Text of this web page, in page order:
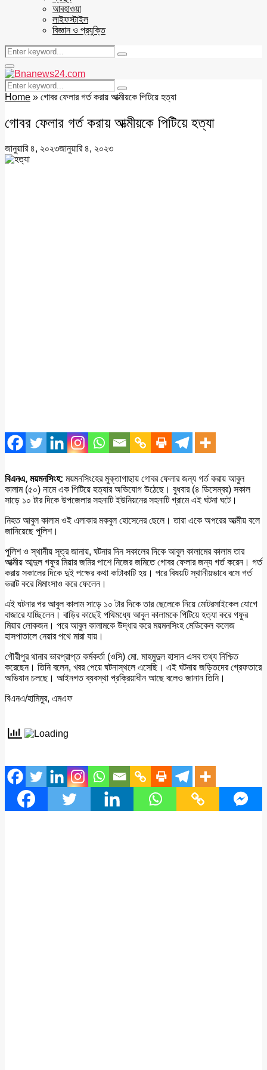
আবহাওয়া
লাইফস্টাইল
বিজ্ঞান ও প্রযুক্তি
Search
for:
Search
Facebook
Twitter
Youtube
Primary
Menu
Search
for:
Search
Home » গোবর ফেলার গর্ত করায় আত্মীয়কে পিটিয়ে হত্যা
গোবর ফেলার গর্ত করায় আত্মীয়কে পিটিয়ে হত্যা
জানুয়ারি ৪, ২০২৩জানুয়ারি ৪, ২০২৩
বিএনএ, ময়মনসিংহ: ময়মনসিংহের মুক্তাগাছায় গোবর ফেলার জন্য গর্ত করায় আবুল
কালাম (৫০) নামে এক পিটিয়ে হত্যার অভিযোগ উঠেছে। বুধবার (৪ ডিসেম্বর) সকাল
সাড়ে ১০ টার দিকে উপজেলার সহনাটি ইউনিয়নের সহনাটি গ্রামে এই ঘটনা ঘটে।
নিহত আবুল কালাম ওই এলাকার মকবুল হোসেনের ছেলে। তারা একে অপরের আত্মীয় বলে
জানিয়েছে পুলিশ।
পুলিশ ও স্থানীয় সূত্র জানায়, ঘটনার দিন সকালের দিকে আবুল কালামের কালাম তার
আত্মীয় আব্দুল গফুর মিয়ার জমির পাশে নিজের জমিতে গোবর ফেলার জন্য গর্ত করেন। গর্ত
করায় সকালের দিকে দুই পক্ষের কথা কাটাকাটি হয়। পরে বিষয়টি স্থানীয়ভাবে বসে গর্ত
ভরাট করে মিমাংসাও করে ফেলেন।
এই ঘটনার পর আবুল কালাম সাড়ে ১০ টার দিকে তার ছেলেকে নিয়ে মোটরসাইকেল যোগে
বাজারে যাচ্ছিলেন। বাড়ির কাছেই পথিমধ্যে আবুল কালামকে পিটিয়ে হত্যা করে গফুর
মিয়ার লোকজন। পরে আবুল কালামকে উদ্ধার করে ময়মনসিংহ মেডিকেল কলেজ
হাসপাতালে নেয়ার পথে মারা যায়।
গৌরীপুর থানার ভারপ্রাপ্ত কর্মকর্তা (ওসি) মো. মাহমুদুল হাসান এসব তথ্য নিশ্চিত
করেছেন। তিনি বলেন, খবর পেয়ে ঘটনাস্থলে এসেছি। এই ঘটনায় জড়িতদের গ্রেফতারে
অভিযান চলছে। আইনগত ব্যবস্থা প্রক্রিয়াধীন আছে বলেও জানান তিনি।
বিএনএ/হামিমুর, এমএফ